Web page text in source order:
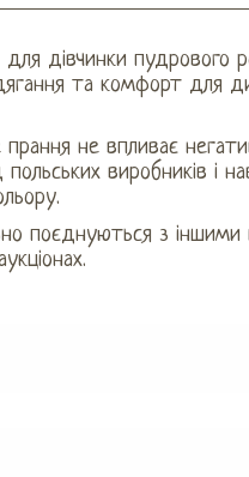
дівчинки пудрового
та комфорт для
прання не впливає
виробників і
поєднуються з